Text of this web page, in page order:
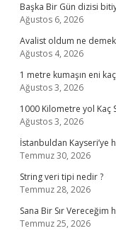
Başka Bir Gün dizisi
Ağustos 6, 2026
Avalist oldum ne
Ağustos 4, 2026
1 metre kumaşın eni
Ağustos 3, 2026
1000 Kilometre yol Kaç
Ağustos 3, 2026
İstanbuldan Kayseri’ye
Temmuz 30, 2026
String veri tipi nedir ?
Temmuz 28, 2026
Sana Bir Sır Vereceğim
Temmuz 25, 2026